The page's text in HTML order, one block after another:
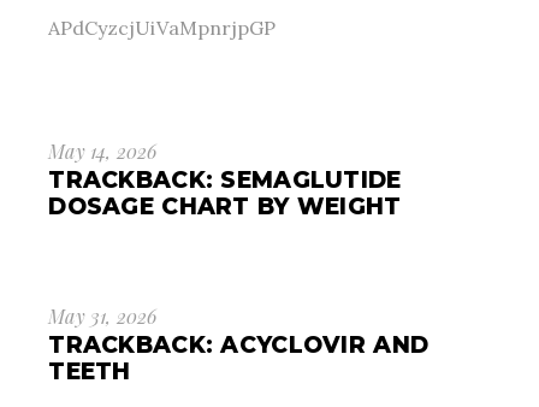
APdCyzcjUiVaMpnrjpGP
May 14, 2026
TRACKBACK: SEMAGLUTIDE
DOSAGE CHART BY WEIGHT
May 31, 2026
TRACKBACK:ACYCLOVIR AND
TEETH